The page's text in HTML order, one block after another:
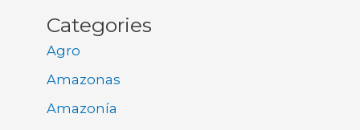
Categories
Agro
Amazonas
Amazonía